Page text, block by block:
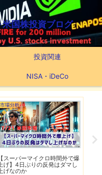
国株投資ブログ
投資関連
NISA・iDeCo
市場分析
【スーパーマイクロ時間外で爆
上げ】4日ぶりの反発はダマし
上げなのか